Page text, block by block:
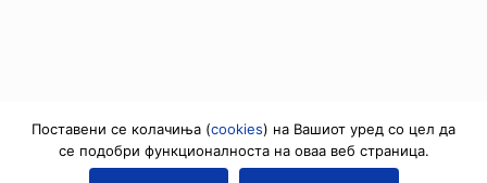
Поставени се колачиња (cookies) на Вашиот уред со цел да
се подобри функционалноста на оваа веб страница.